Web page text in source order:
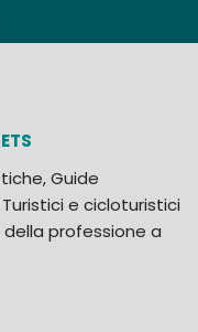
Guide
e cicloturistici
professione a